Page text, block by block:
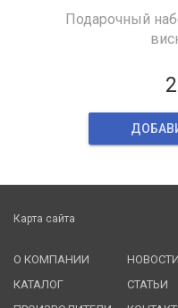
Подарочный
Карта сайта
О КОМПАНИИ
КАТАЛОГ
НОВОСТИ
СТАТЬИ